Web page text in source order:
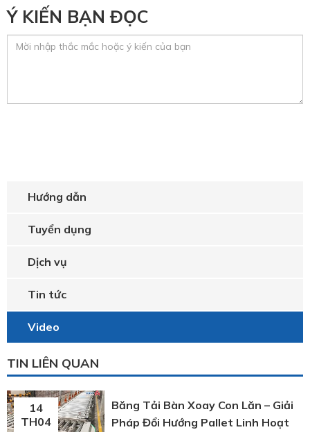
Ý KIẾN BẠN ĐỌC
Hướng dẫn
Tuyển dụng
Dịch vụ
Tin tức
Video
TIN LIÊN QUAN
14
TH04
Băng Tải Bàn Xoay Con Lăn – Giải
Pháp Đổi Hướng Pallet Linh Hoạt